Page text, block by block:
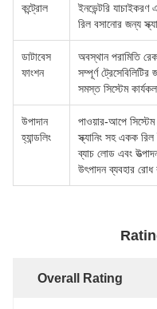
কন্ট্রোল
ইনভেন্টরি
রিল বসানোর জন্য
ডাটাবেস
ফাংশন
অবস্থান পরামিতি
সম্পূর্ণ
সমস্ত সিস্টেম
উপাদান
হ্যান্ডলিং
পাওয়ার-আপে
স্ক্যানিং সহ একক
ব্যাচ লোড এবং
উৎপাদন ব্যবহার রোধ
Overall Rating